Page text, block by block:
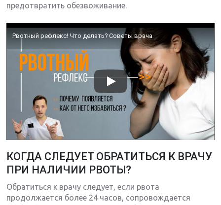
предотвратить обезвоживание.
Рвотный рефлекс! Что делать? Советы врача
КОГДА СЛЕДУЕТ ОБРАТИТЬСЯ К ВРАЧУ
ПРИ НАЛИЧИИ РВОТЫ?
Обратиться к врачу следует, если рвота
продолжается более 24 часов, сопровождается